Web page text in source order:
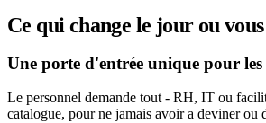
Ce qui change le jour ou
Une porte d'entrée unique pour les
Le personnel demande tout - RH, IT ou
catalogue, pour ne jamais avoir a deviner ou